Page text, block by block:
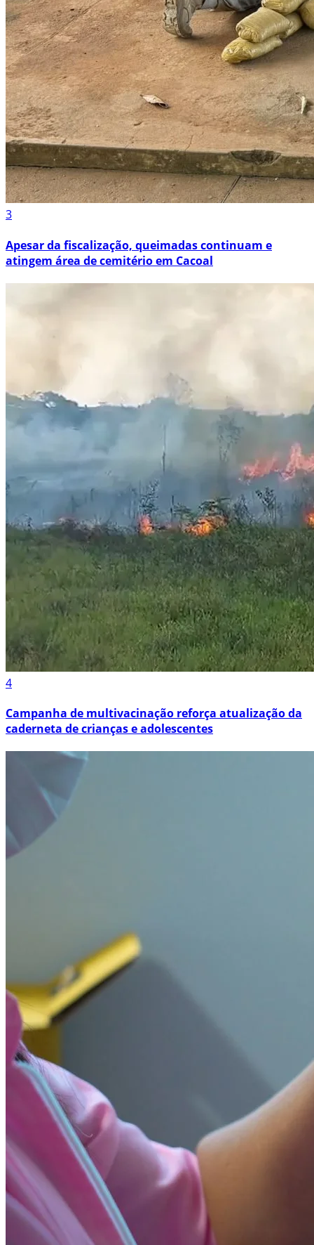
3
Apesar da fiscalização, queimadas continuam e
atingem área de cemitério em Cacoal
4
Campanha de multivacinação reforça atualização da
caderneta de crianças e adolescentes